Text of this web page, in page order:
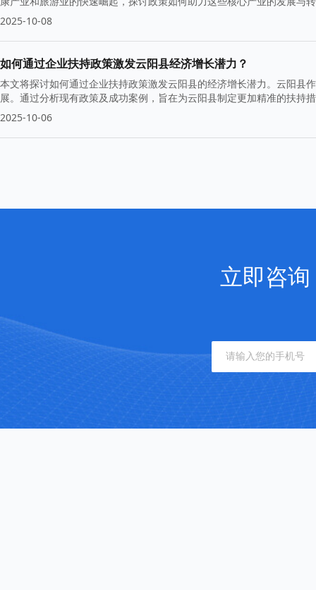
2025-10-08
如何通过企业扶持政策激发云阳县经济增长潜力？
本文将探讨如何通过企业扶持政策激发云阳县的经济增长潜力。云阳县
展。通过分析现有政策及成功案例，旨在为云阳县制定更加精准的扶持
2025-10-06
立即咨